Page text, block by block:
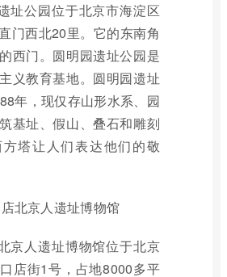
址公园位于北京市海淀区
门西北20里。它的东南角
西门。圆明园遗址公园是
义教育基地。圆明园遗址
年，现仅存山形水系、园
基址、假山、叠石和雕刻
塔让人们表达他们的敬
北京人遗址博物馆
京人遗址博物馆位于北京
店街1号，占地8000多平